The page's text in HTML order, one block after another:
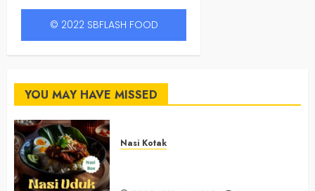
© 2022 SBFLASH FOOD
YOU MAY HAVE MISSED
Nasi Kotak